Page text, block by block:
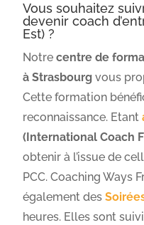
Vous souhaitez
devenir coach
Est) ?
Notrecentre de
à Strasbourg vous
Cette formation
reconnaissance. Etant
(International Coach
obtenir à l’issue de
PCC. Coaching Ways
également des
heures. Elles sont